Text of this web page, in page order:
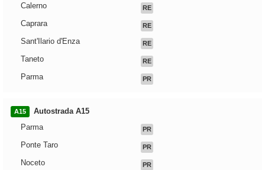
Calerno RE
Caprara RE
Sant'Ilario d'Enza RE
Taneto RE
Parma PR
A15
Autostrada A15
Parma
PR
Ponte Taro PR
Noceto PR